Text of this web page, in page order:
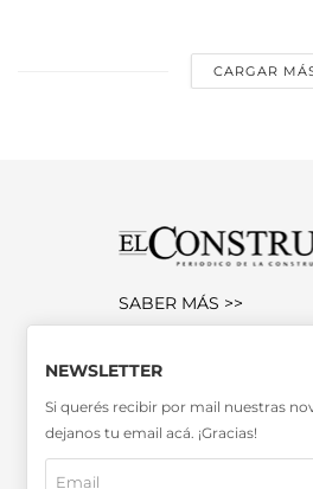
CARGAR
SABER MÁS >>
Miembro de la Asociación de
Entidades Periodísticas
NEWSLETTER
Si querés recibir por mail nuestras
dejanos tu email acá. ¡Gracias!